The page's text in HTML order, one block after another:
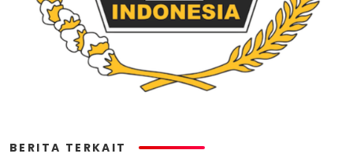
BERITA TERKAIT